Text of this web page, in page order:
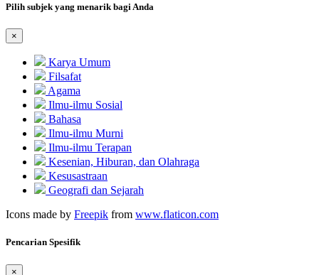
Pilih subjek yang menarik bagi Anda
×
Karya Umum
Filsafat
Agama
Ilmu-ilmu Sosial
Bahasa
Ilmu-ilmu Murni
Ilmu-ilmu Terapan
Kesenian, Hiburan, dan Olahraga
Kesusastraan
Geografi dan Sejarah
Icons made by Freepik from www.flaticon.com
Pencarian Spesifik
×